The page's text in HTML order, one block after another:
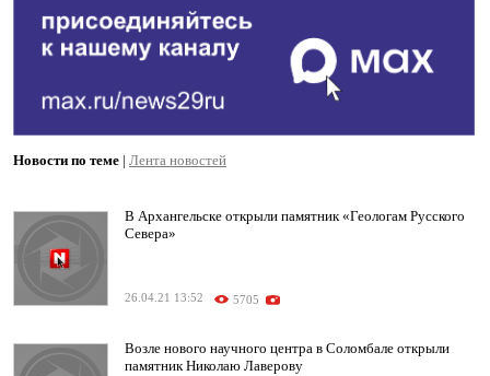
Новости по теме | Лента новостей
В Архангельске открыли памятник «Геологам Русского
Севера»
26.04.21 13:52 5705
Возле нового научного центра в Соломбале открыли
памятник Николаю Лаверову